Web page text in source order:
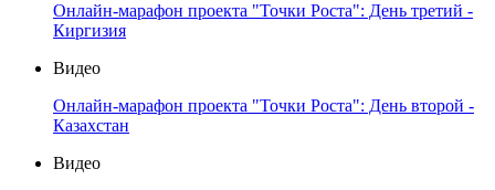
Онлайн-марафон проекта "Точки Роста": День третий -
Киргизия
Видео
Онлайн-марафон проекта "Точки Роста": День второй -
Казахстан
Видео